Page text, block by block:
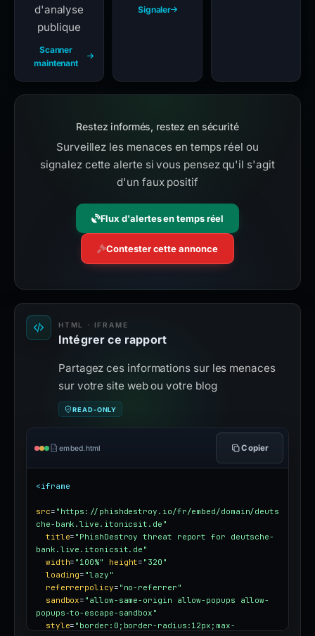
d'analyse
publique
Scanner
maintenant
Signaler
Restez informés, restez en sécurité
Surveillez les menaces en temps réel ou
signalez cette alerte si vous pensez qu'il s'agit
d'un faux positif
Flux d'alertes en temps réel
Contester cette annonce
HTML · IFRAME
Intégrer ce rapport
Partagez ces informations sur les menaces
sur votre site web ou votre blog
READ-ONLY
embed.html Copier
<iframe
src= "https://phishdestroy.io/fr/embed/domain/deuts
che-bank.live.itonicsit.de"
title= "PhishDestroy threat report for deutsche-
bank.live.itonicsit.de"
width= "100%" height= "320"
loading= "lazy"
referrerpolicy= "no-referrer"
sandbox= "allow-same-origin allow-popups allow-
popups-to-escape-sandbox"
style= "border:0;border-radius:12px;max-